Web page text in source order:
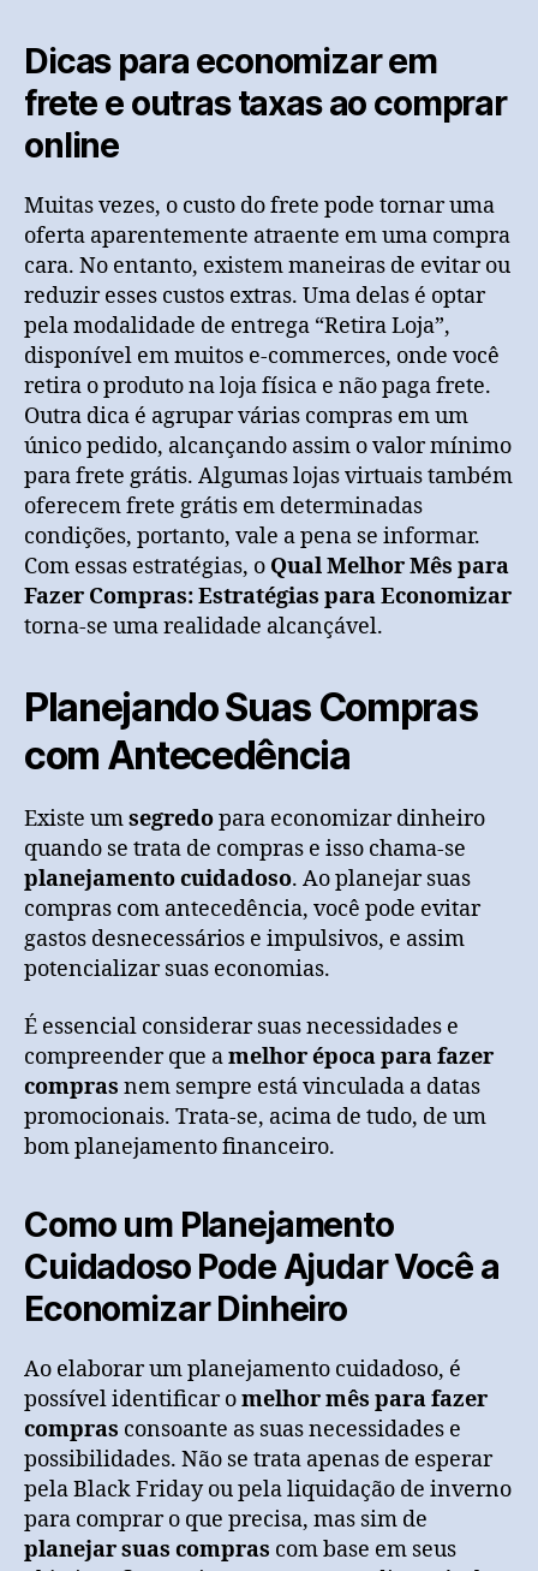
Dicas para economizar em
frete e outras taxas ao comprar
online
Muitas vezes, o custo do frete pode tornar uma
oferta aparentemente atraente em uma compra
cara. No entanto, existem maneiras de evitar ou
reduzir esses custos extras. Uma delas é optar
pela modalidade de entrega “Retira Loja”,
disponível em muitos e-commerces, onde você
retira o produto na loja física e não paga frete.
Outra dica é agrupar várias compras em um
único pedido, alcançando assim o valor mínimo
para frete grátis. Algumas lojas virtuais também
oferecem frete grátis em determinadas
condições, portanto, vale a pena se informar.
Com essas estratégias, o Qual Melhor Mês para
Fazer Compras: Estratégias para Economizar
torna-se uma realidade alcançável.
Planejando Suas Compras
com Antecedência
Existe umsegredopara economizar dinheiro
quando se trata de compras e isso chama-se
planejamento cuidadoso. Ao planejar suas
compras com antecedência, você pode evitar
gastos desnecessários e impulsivos, e assim
potencializar suas economias.
É essencial considerar suas necessidades e
compreender que amelhor época para fazer
compras nem sempre está vinculada a datas
promocionais. Trata-se, acima de tudo, de um
bom planejamento financeiro.
Como um Planejamento
Cuidadoso Pode Ajudar Você a
Economizar Dinheiro
Ao elaborar um planejamento cuidadoso, é
possível identificar omelhor mês para fazer
compras consoante as suas necessidades e
possibilidades. Não se trata apenas de esperar
pela Black Friday ou pela liquidação de inverno
para comprar o que precisa, mas sim de
planejar suas compras com base em seus